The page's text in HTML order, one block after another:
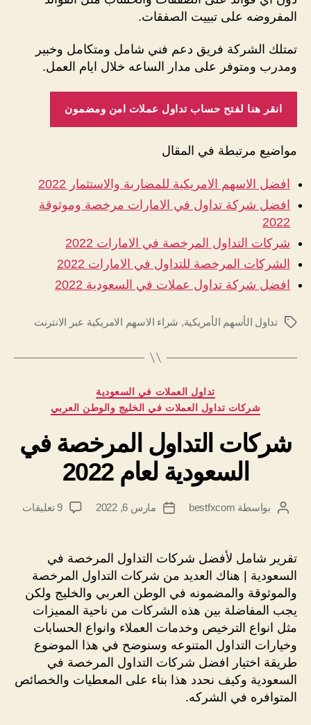
المفروضه على تبييت الصفقات.
تمتلك الشركة فريق دعم فني شامل ومتكامل وخبير
ومدرب ومتوفر على مدار الساعه خلال ايام العمل.
انقر هنا لفتح حساب تداول عملات امن ومضمون
مواضيع مرتبطة في المقال
افضل الاسهم الامريكية للمضاربة والاستثمار 2022
افضل شركة تداول في الامارات مرخصة وموثوقة
2022
شركات التداول المرخصة في الامارات 2022
الشركات المرخصة للتداول في الامارات 2022
افضل شركة تداول عملات في السعودية 2022
الوسومتداول الأسهم الأمريكية, شراء الاسهم الامريكية عبر الانترنت
التصنيفات
تداول العملات في السعودية
شركات تداول العملات في الخليج والوطن العربي
شركات التداول المرخصة في
السعودية لعام 2022
كاتببواسطة bestfxcom
تاريخمارس 6, 2022 9 تعليقات
على
تقرير شامل لأفضل شركات التداول المرخصة في
السعودية | هناك العديد من شركات التداول المرخصة
والموثوقة والمضمونه في الوطن العربي والخليج ولكن
يجب المفاضلة بين هذه الشركات من ناحية المميزات
مثل انواع الترخيص وخدمات العملاء وانواع الحسابات
وخيارات التداول المتنوعه وسنوضح في هذا الموضوع
طريقة اختيار افضل شركات التداول المرخصة في
السعودية وكيف نحدد هذا بناء على المعطيات والخصائص
المتوافره في الشركه.